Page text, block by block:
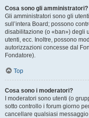
Cosa sono gli amministratori?
Gli amministratori sono gli
sull’intera Board; possono
disabilitazione (o «ban») degli
utenti, ecc. Inoltre, possono
autorizzazioni concesse dal
Fondatore).
Top
Cosa sono i moderatori?
I moderatori sono utenti (o
sotto controllo i forum giorno
cancellare qualsiasi